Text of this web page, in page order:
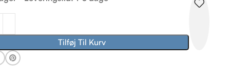
Tilføj Til Kurv